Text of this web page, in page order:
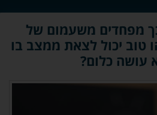
מפחדים משעמום של
טוב יכול לצאת ממצב בו
עושה כלום?